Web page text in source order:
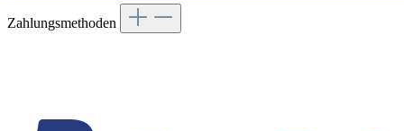
Zahlungsmethoden